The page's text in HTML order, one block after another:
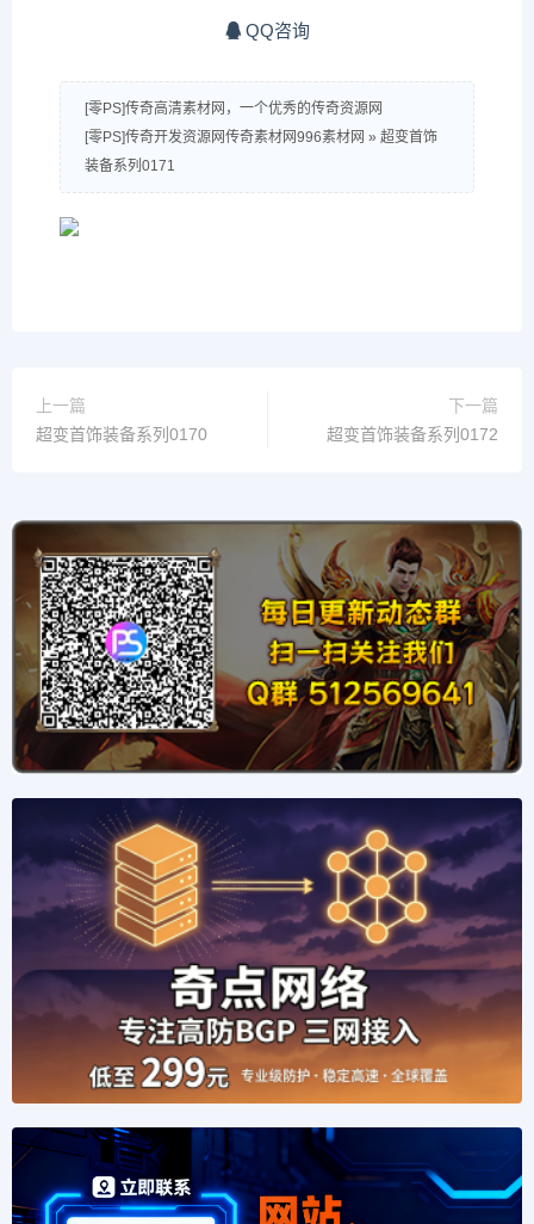
QQ咨询
[零PS]传奇高清素材网，一个优秀的传奇资源网
[零PS]传奇开发资源网传奇素材网996素材网 » 超变首饰
装备系列0171
上一篇
超变首饰装备系列0170
下一篇
超变首饰装备系列0172